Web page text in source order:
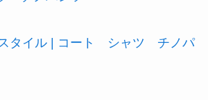
タイル | コート シャツ チノパ